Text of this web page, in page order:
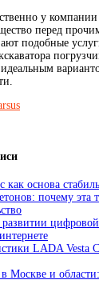
у
перед
подобные
основа
почему эта
развитии
LADA Vesta
Москве и